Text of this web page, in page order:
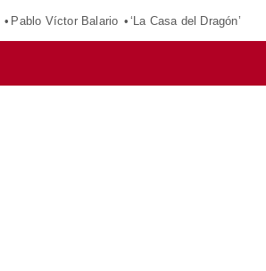
Pablo Víctor Balario ‘La Casa del Dragón’